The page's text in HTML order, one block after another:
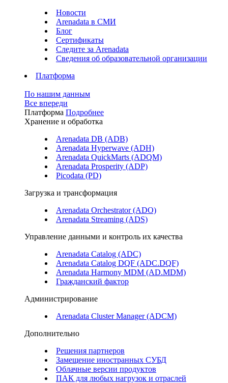
Новости
Arenadata в СМИ
Блог
Сертификаты
Следите за Аrenadata
Сведения об образовательной организации
Платформа
По нашим данным
Все впереди
Платформа Подробнее
Хранение и обработка
Arenadata DB (ADB)
Arenadata Hyperwave (ADH)
Arenadata QuickMarts (ADQM)
Arenadata Prosperity (ADP)
Picodata (PD)
Загрузка и трансформация
Arenadata Orchestrator (ADO)
Arenadata Streaming (ADS)
Управление данными и контроль их качества
Arenadata Catalog (ADC)
Arenadata Catalog DQF (ADС.DQF)
Arenadata Harmony MDM (AD.MDM)
Гражданский фактор
Администрирование
Arenadata Cluster Manager (ADCM)
Дополнительно
Решения партнеров
Замещение иностранных СУБД
Облачные версии продуктов
ПАК для любых нагрузок и отраслей